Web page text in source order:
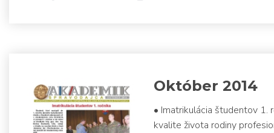
Október 2014
• Imatrikulácia študentov 1.
kvalite života rodiny